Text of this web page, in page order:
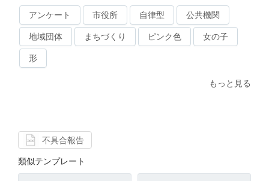
アンケート 市役所 自律型 公共機関
地域団体 まちづくり ピンク色 女の子
形
もっと見る
不具合報告
類似テンプレート